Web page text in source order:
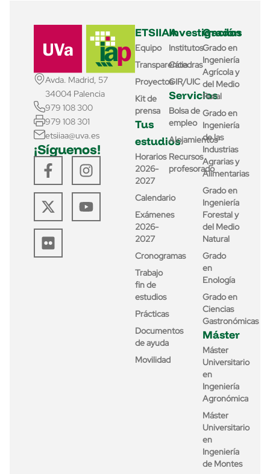
Avda. Madrid, 57
34004 Palencia
979 108 300
979 108 301
etsiiaa@uva.es
¡Síguenos!
ETSIIAA
Equipo
Transparencia
Proyectos
Kit de
prensa
Tus
estudios
Horarios
2026-
2027
Calendario
Exámenes
2026-
2027
Cronogramas
Trabajo
fin de
estudios
Prácticas
Documentos
de ayuda
Movilidad
Investigación
Institutos
Cátedras
GIR/UIC
Servicios
Bolsa de
empleo
Alojamientos
Recursos
profesorado
Grados
Grado en
Ingeniería
Agrícola y
del Medio
Rural
Grado en
Ingeniería
de las
Industrias
Agrarias y
Alimentarias
Grado en
Ingeniería
Forestal y
del Medio
Natural
Grado
en
Enología
Grado en
Ciencias
Gastronómicas
Máster
Máster
Universitario
en
Ingeniería
Agronómica
Máster
Universitario
en
Ingeniería
de Montes